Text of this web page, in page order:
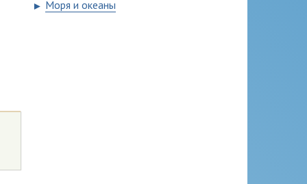
► Моря и океаны